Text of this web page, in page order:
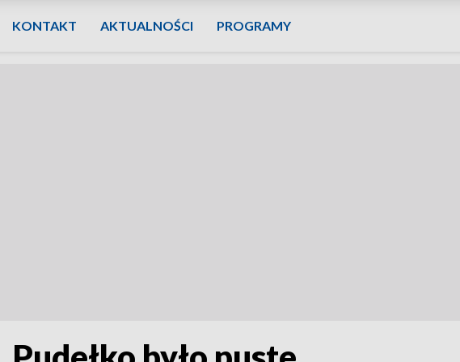
KONTAKT AKTUALNOŚCI PROGRAMY